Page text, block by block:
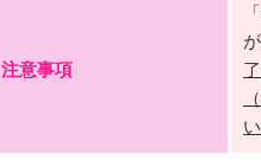
注意事項